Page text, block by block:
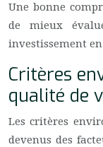
Une bonne
de mieux
investissement
Critères
qualité de
Les critères
devenus des